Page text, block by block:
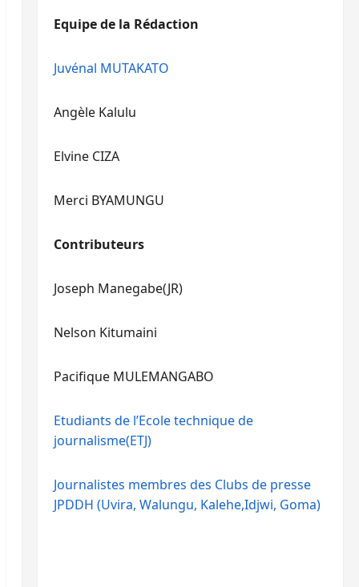
Equipe de la Rédaction
Juvénal MUTAKATO
Angèle Kalulu
Elvine CIZA
Merci BYAMUNGU
Contributeurs
Joseph Manegabe(JR)
Nelson Kitumaini
Pacifique MULEMANGABO
Etudiants de l’Ecole technique de
journalisme(ETJ)
Journalistes membres des Clubs de presse
JPDDH (Uvira, Walungu, Kalehe,Idjwi, Goma)